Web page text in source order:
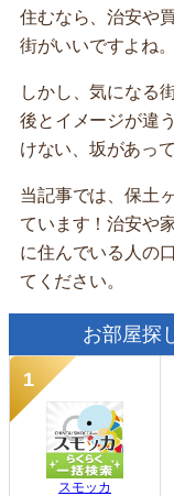
住むなら、治安や
街がいいですよね。
しかし、気になる
後とイメージが違
けない、坂があっ
当記事では、保土
ています！治安や
に住んでいる人の
てください。
お部屋探
スモッカ